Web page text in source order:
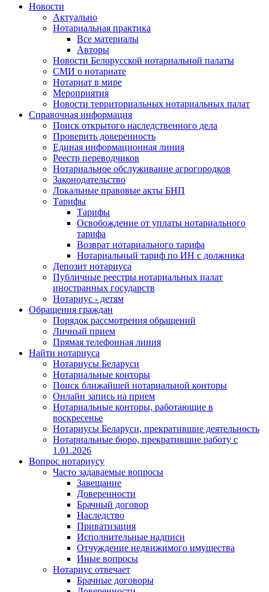
Новости
Актуально
Нотариальная практика
Все материалы
Авторы
Новости Белорусской нотариальной палаты
СМИ о нотариате
Нотариат в мире
Мероприятия
Новости территориальных нотариальных палат
Справочная информация
Поиск открытого наследственного дела
Проверить доверенность
Единая информационная линия
Реестр переводчиков
Нотариальное обслуживание агрогородков
Законодательство
Локальные правовые акты БНП
Тарифы
Тарифы
Освобождение от уплаты нотариального
тарифа
Возврат нотариального тарифа
Нотариальный тариф по ИН с должника
Депозит нотариуса
Публичные реестры нотариальных палат
иностранных государств
Нотариус - детям
Обращения граждан
Порядок рассмотрения обращений
Личный прием
Прямая телефонная линия
Найти нотариуса
Нотариусы Беларуси
Нотариальные конторы
Поиск ближайшей нотариальной конторы
Онлайн запись на прием
Нотариальные конторы, работающие в
воскресенье
Нотариусы Беларуси, прекратившие деятельность
Нотариальные бюро, прекратившие работу с
1.01.2026
Вопрос нотариусу
Часто задаваемые вопросы
Завещание
Доверенности
Брачный договор
Наследство
Приватизация
Исполнительные надписи
Отчуждение недвижимого имущества
Иные вопросы
Нотариус отвечает
Брачные договоры